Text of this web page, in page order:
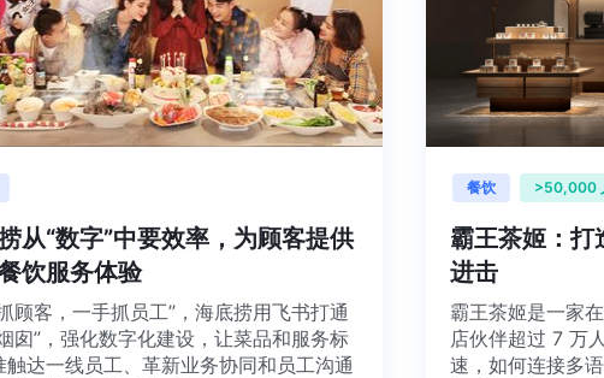
捞从“数字”中要效率，为顾客提供
餐饮服务体验
手抓顾客，一手抓员工”，海底捞用飞书打通
统烟囱”，强化数字化建设，让菜品和服务标
准触达一线员工、革新业务协同和员工沟通
霸王茶姬
进击
霸王茶姬是
店伙伴超过 7
速，如何连